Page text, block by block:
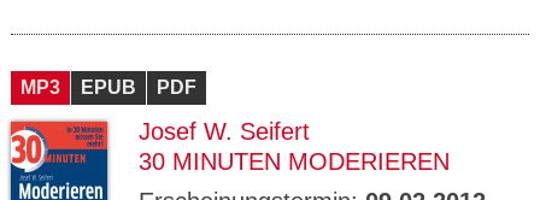
MP3 EPUB PDF
Josef W. Seifert
30 MINUTEN MODERIEREN